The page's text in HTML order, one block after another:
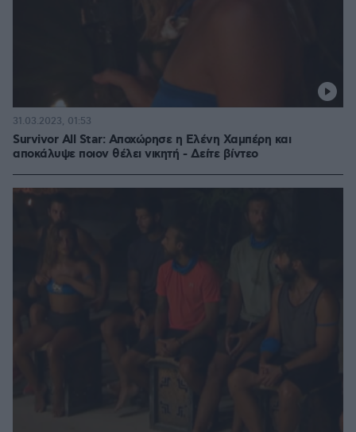
Survivor All Star: Αποχώρησε η Ελένη Χαμπέρη και
αποκάλυψε ποιον θέλει νικητή - Δείτε βίντεο
31.03.2023, 01:53